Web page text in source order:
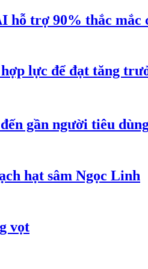
trợ 90% thắc mắc
lực để đạt tăng
gần người tiêu
hạt sâm Ngọc Linh
vọt